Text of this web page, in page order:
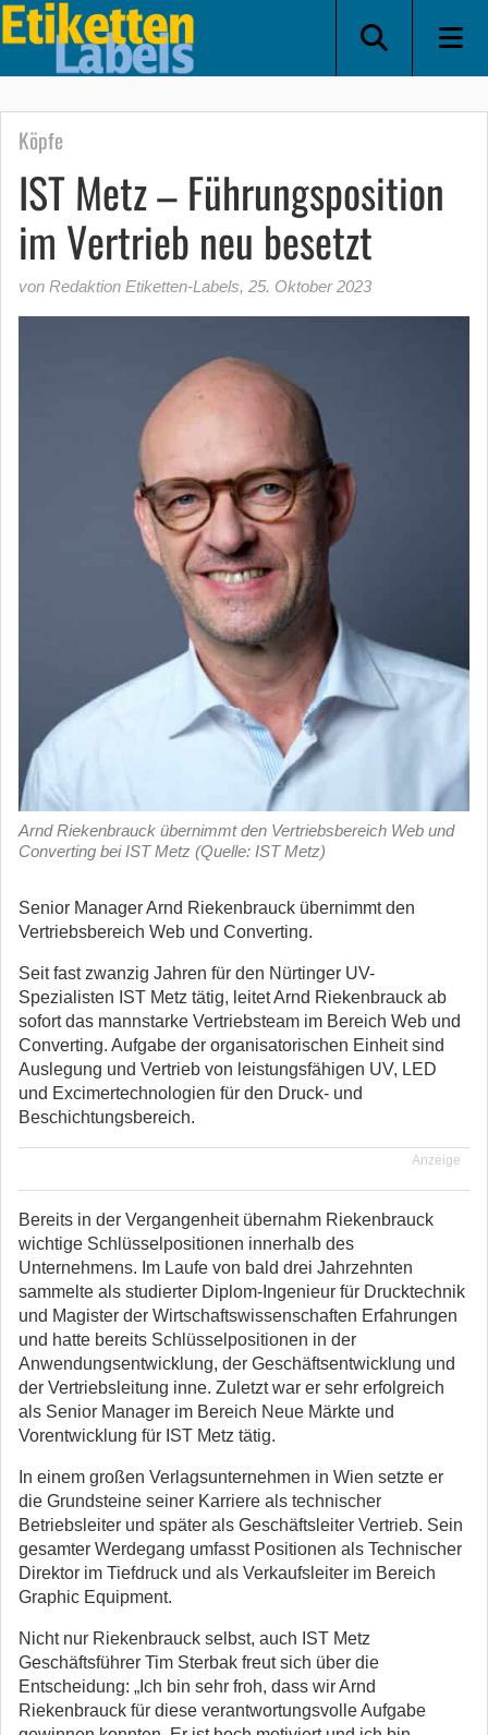
Köpfe
IST Metz – Führungsposition
im Vertrieb neu besetzt
von Redaktion Etiketten-Labels, 25. Oktober 2023
Arnd Riekenbrauck übernimmt den Vertriebsbereich Web und
Converting bei IST Metz (Quelle: IST Metz)
Senior Manager Arnd Riekenbrauck übernimmt den
Vertriebsbereich Web und Converting.
Seit fast zwanzig Jahren für den Nürtinger UV-
Spezialisten IST Metz tätig, leitet Arnd Riekenbrauck ab
sofort das mannstarke Vertriebsteam im Bereich Web und
Converting. Aufgabe der organisatorischen Einheit sind
Auslegung und Vertrieb von leistungsfähigen UV, LED
und Excimertechnologien für den Druck- und
Beschichtungsbereich.
Anzeige
Bereits in der Vergangenheit übernahm Riekenbrauck
wichtige Schlüsselpositionen innerhalb des
Unternehmens. Im Laufe von bald drei Jahrzehnten
sammelte als studierter Diplom-Ingenieur für Drucktechnik
und Magister der Wirtschaftswissenschaften Erfahrungen
und hatte bereits Schlüsselpositionen in der
Anwendungsentwicklung, der Geschäftsentwicklung und
der Vertriebsleitung inne. Zuletzt war er sehr erfolgreich
als Senior Manager im Bereich Neue Märkte und
Vorentwicklung für IST Metz tätig.
In einem großen Verlagsunternehmen in Wien setzte er
die Grundsteine seiner Karriere als technischer
Betriebsleiter und später als Geschäftsleiter Vertrieb. Sein
gesamter Werdegang umfasst Positionen als Technischer
Direktor im Tiefdruck und als Verkaufsleiter im Bereich
Graphic Equipment.
Nicht nur Riekenbrauck selbst, auch IST Metz
Geschäftsführer Tim Sterbak freut sich über die
Entscheidung: „Ich bin sehr froh, dass wir Arnd
Riekenbrauck für diese verantwortungsvolle Aufgabe